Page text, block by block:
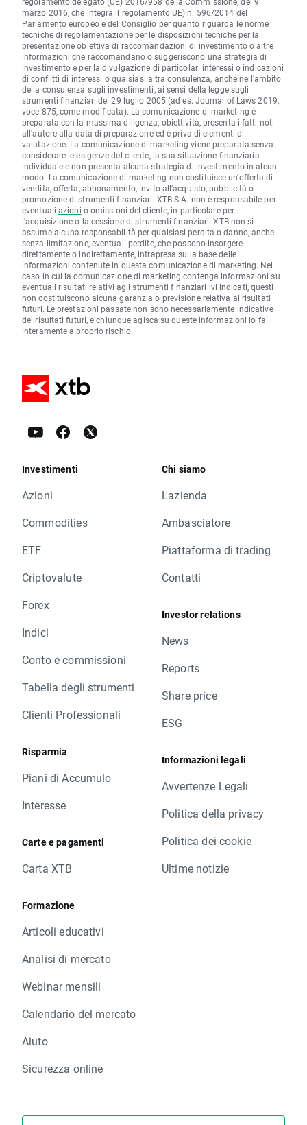
marzo 2016, che integra il regolamento UE) n. 596/2014 del
Parlamento europeo e del Consiglio per quanto riguarda le norme
tecniche di regolamentazione per le disposizioni tecniche per la
presentazione obiettiva di raccomandazioni di investimento o altre
informazioni che raccomandano o suggeriscono una strategia di
investimento e per la divulgazione di particolari interessi o indicazioni
di conflitti di interessi o qualsiasi altra consulenza, anche nell'ambito
della consulenza sugli investimenti, ai sensi della legge sugli
strumenti finanziari del 29 luglio 2005 (ad es. Journal of Laws 2019,
voce 875, come modificata). La comunicazione di marketing è
preparata con la massima diligenza, obiettività, presenta i fatti noti
all'autore alla data di preparazione ed è priva di elementi di
valutazione. La comunicazione di marketing viene preparata senza
considerare le esigenze del cliente, la sua situazione finanziaria
individuale e non presenta alcuna strategia di investimento in alcun
modo. La comunicazione di marketing non costituisce un'offerta di
vendita, offerta, abbonamento, invito all'acquisto, pubblicità o
promozione di strumenti finanziari. XTB S.A. non è responsabile per
eventuali azioni o omissioni del cliente, in particolare per
l'acquisizione o la cessione di strumenti finanziari. XTB non si
assume alcuna responsabilità per qualsiasi perdita o danno, anche
senza limitazione, eventuali perdite, che possono insorgere
direttamente o indirettamente, intrapresa sulla base delle
informazioni contenute in questa comunicazione di marketing. Nel
caso in cui la comunicazione di marketing contenga informazioni su
eventuali risultati relativi agli strumenti finanziari ivi indicati, questi
non costituiscono alcuna garanzia o previsione relativa ai risultati
futuri. Le prestazioni passate non sono necessariamente indicative
dei risultati futuri, e chiunque agisca su queste informazioni lo fa
interamente a proprio rischio.
Investimenti
Azioni
Commodities
ETF
Criptovalute
Forex
Indici
Conto e commissioni
Tabella degli strumenti
Clienti Professionali
Risparmia
Piani di Accumulo
Interesse
Carte e pagamenti
Carta XTB
Formazione
Articoli educativi
Analisi di mercato
Webinar mensili
Calendario del mercato
Aiuto
Sicurezza online
Chi siamo
L'azienda
Ambasciatore
Piattaforma di trading
Contatti
Investor relations
News
Reports
Share price
ESG
Informazioni legali
Avvertenze Legali
Politica della privacy
Politica dei cookie
Ultime notizie